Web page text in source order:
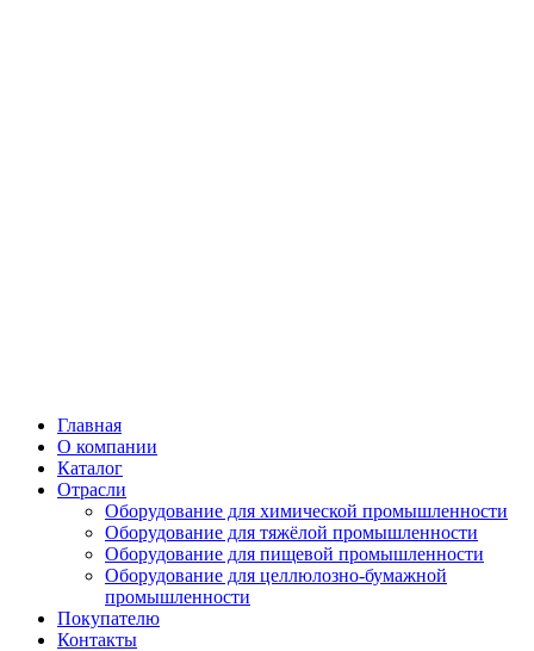
Главная
О компании
Каталог
Отрасли
Оборудование для химической промышленности
Оборудование для тяжёлой промышленности
Оборудование для пищевой промышленности
Оборудование для целлюлозно-бумажной
промышленности
Покупателю
Контакты